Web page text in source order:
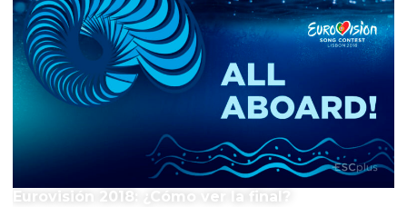
Eurovisión 2018: ¿Cómo ver la final?